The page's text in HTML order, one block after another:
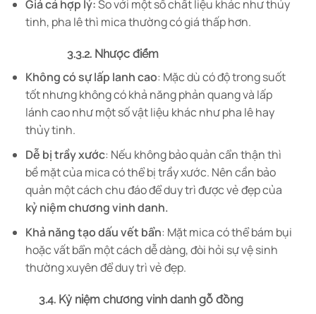
Giá cả hợp lý:So với một số chất liệu khác như thủy
tinh, pha lê thì mica thường có giá thấp hơn.
3.3.2. Nhược điểm
Không có sự lấp lanh cao: Mặc dù có độ trong suốt
tốt nhưng không có khả năng phản quang và lấp
lánh cao như một số vật liệu khác như pha lê hay
thủy tinh.
Dễ bị trầy xước: Nếu không bảo quản cẩn thận thì
bề mặt của mica có thể bị trầy xước. Nên cần bảo
quản một cách chu đáo để duy trì được vẻ đẹp của
kỷ niệm chương vinh danh.
Khả năng tạo dấu vết bẩn: Mặt mica có thể bám bụi
hoặc vất bẩn một cách dễ dàng, đòi hỏi sự vệ sinh
thường xuyên để duy trì vẻ đẹp.
3.4. Kỷ niệm chương vinh danh gỗ đồng